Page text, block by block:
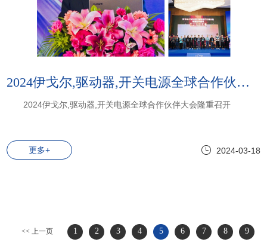
2024伊戈尔,驱动器,开关电源全球合作伙伴大会隆重召开
2024伊戈尔,驱动器,开关电源全球合作伙伴大会隆重召开
更多+ 2024-03-18
<< 上一页 1 2 3 4 5 6 7 8 9